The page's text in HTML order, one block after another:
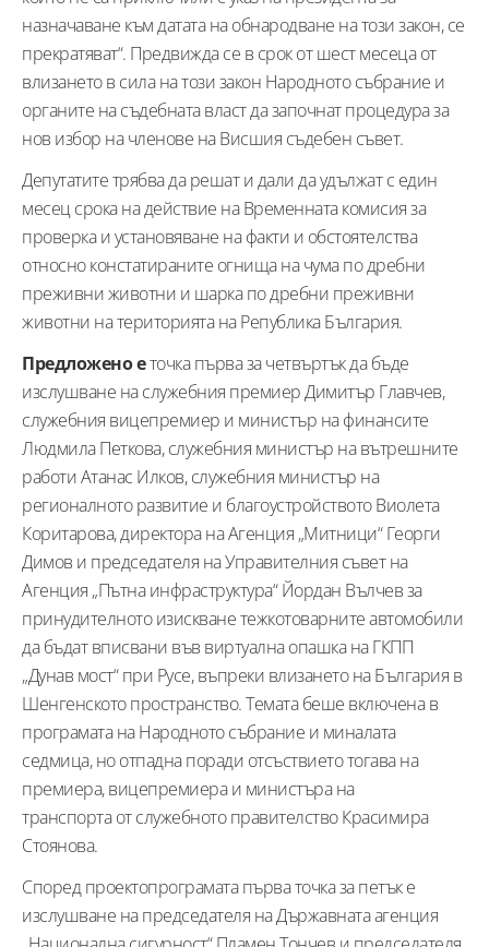
назначаване към датата на обнародване на този закон, се
прекратяват“. Предвижда се в срок от шест месеца от
влизането в сила на този закон Народното събрание и
органите на съдебната власт да започнат процедура за
нов избор на членове на Висшия съдебен съвет.
Депутатите трябва да решат и дали да удължат с един
месец срока на действие на Временната комисия за
проверка и установяване на факти и обстоятелства
относно констатираните огнища на чума по дребни
преживни животни и шарка по дребни преживни
животни на територията на Република България.
Предложено еточка първа за четвъртък да бъде
изслушване на служебния премиер Димитър Главчев,
служебния вицепремиер и министър на финансите
Людмила Петкова, служебния министър на вътрешните
работи Атанас Илков, служебния министър на
регионалното развитие и благоустройството Виолета
Коритарова, директора на Агенция „Митници“ Георги
Димов и председателя на Управителния съвет на
Агенция „Пътна инфраструктура“ Йордан Вълчев за
принудителното изискване тежкотоварните автомобили
да бъдат вписвани във виртуална опашка на ГКПП
„Дунав мост“ при Русе, въпреки влизането на България в
Шенгенското пространство. Темата беше включена в
програмата на Народното събрание и миналата
седмица, но отпадна поради отсъствието тогава на
премиера, вицепремиера и министъра на
транспорта от служебното правителство Красимира
Стоянова.
Според проектопрограмата първа точка за петък е
изслушване на председателя на Държавната агенция